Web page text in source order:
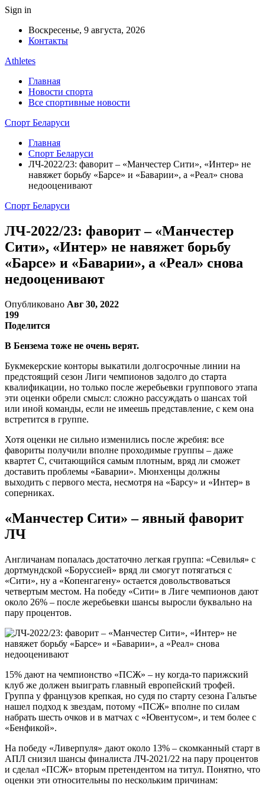
Sign in
Воскресенье, 9 августа, 2026
Контакты
Athletes
Главная
Новости спорта
Все спортивные новости
Спорт Беларуси
Главная
Спорт Беларуси
ЛЧ-2022/23: фаворит – «Манчестер Сити», «Интер» не
навяжет борьбу «Барсе» и «Баварии», а «Реал» снова
недооценивают
Спорт Беларуси
ЛЧ-2022/23: фаворит – «Манчестер
Сити», «Интер» не навяжет борьбу
«Барсе» и «Баварии», а «Реал» снова
недооценивают
Опубликовано Авг 30, 2022
199
Поделится
В Бензема тоже не очень верят.
Букмекерские конторы выкатили долгосрочные линии на
предстоящий сезон Лиги чемпионов задолго до старта
квалификации, но только после жеребьевки группового этапа
эти оценки обрели смысл: сложно рассуждать о шансах той
или иной команды, если не имеешь представление, с кем она
встретится в группе.
Хотя оценки не сильно изменились после жребия: все
фавориты получили вполне проходимые группы – даже
квартет С, считающийся самым плотным, вряд ли сможет
доставить проблемы «Баварии». Мюнхенцы должны
выходить с первого места, несмотря на «Барсу» и «Интер» в
соперниках.
«Манчестер Сити» – явный фаворит
ЛЧ
Англичанам попалась достаточно легкая группа: «Севилья» с
дортмундской «Боруссией» вряд ли смогут потягаться с
«Сити», ну а «Копенгагену» остается довольствоваться
четвертым местом. На победу «Сити» в Лиге чемпионов дают
около 26% – после жеребьевки шансы выросли буквально на
пару процентов.
15% дают на чемпионство «ПСЖ» – ну когда-то парижский
клуб же должен выиграть главный европейский трофей.
Группа у французов крепкая, но судя по старту сезона Гальтье
нашел подход к звездам, потому «ПСЖ» вполне по силам
набрать шесть очков и в матчах с «Ювентусом», и тем более с
«Бенфикой».
На победу «Ливерпуля» дают около 13% – скомканный старт в
АПЛ снизил шансы финалиста ЛЧ-2021/22 на пару процентов
и сделал «ПСЖ» вторым претендентом на титул. Понятно, что
оценки эти относительны по нескольким причинам: